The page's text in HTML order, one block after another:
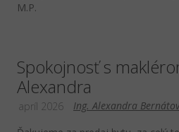
M.P.
Spokojnosť s
Alexandra
Ing. Alexandra
apríl 2026